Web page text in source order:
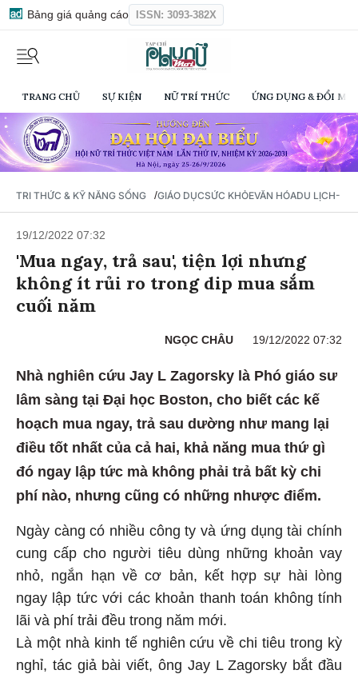
Bảng giá quảng cáo ISSN: 3093-382X
TRANG CHỦ SỰ KIỆN NỮ TRÍ THỨC ỨNG DỤNG & ĐỔI
TRI THỨC & KỸ NĂNG SỐNG /GIÁO DỤCSỨC KHỎEVĂN HÓADU LỊCH-
19/12/2022 07:32
'Mua ngay, trả sau', tiện lợi nhưng
không ít rủi ro trong dip mua sắm
cuối năm
NGỌC CHÂU 19/12/2022 07:32
Nhà nghiên cứu Jay L Zagorsky là Phó giáo sư
lâm sàng tại Đại học Boston, cho biết các kế
hoạch mua ngay, trả sau dường như mang lại
điều tốt nhất của cả hai, khả năng mua thứ gì
đó ngay lập tức mà không phải trả bất kỳ chi
phí nào, nhưng cũng có những nhược điểm.
Ngày càng có nhiều công ty và ứng dụng tài chính
cung cấp cho người tiêu dùng những khoản vay
nhỏ, ngắn hạn về cơ bản, kết hợp sự hài lòng
ngay lập tức với các khoản thanh toán không tính
lãi và phí trải đều trong năm mới.
Là một nhà kinh tế nghiên cứu về chi tiêu trong kỳ
nghỉ, tác giả bài viết, ông Jay L Zagorsky bắt đầu